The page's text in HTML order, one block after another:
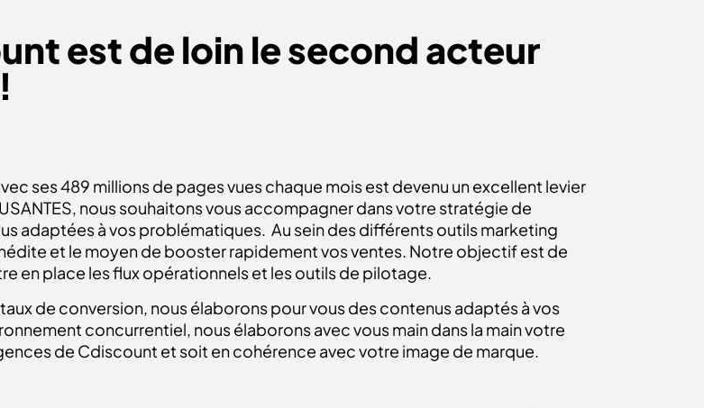
est de loin le second acteur
ses 489 millions de pages vues chaque mois est devenu un excellent levier
nous souhaitons vous accompagner dans votre stratégie de
adaptées à vos problématiques. Au sein des différents outils marketing
et le moyen de booster rapidement vos ventes. Notre objectif est de
en place les flux opérationnels et les outils de pilotage.
de conversion, nous élaborons pour vous des contenus adaptés à vos
concurrentiel, nous élaborons avec vous main dans la main votre
de Cdiscount et soit en cohérence avec votre image de marque.